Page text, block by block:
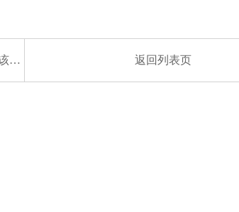
返回列表页